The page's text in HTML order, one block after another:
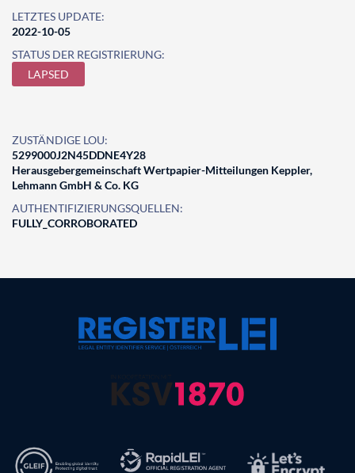
LETZTES UPDATE:
2022-10-05
STATUS DER REGISTRIERUNG:
LAPSED
ZUSTÄNDIGE LOU:
5299000J2N45DDNE4Y28
Herausgebergemeinschaft Wertpapier-Mitteilungen Keppler,
Lehmann GmbH & Co. KG
AUTHENTIFIZIERUNGSQUELLEN:
FULLY_CORROBORATED